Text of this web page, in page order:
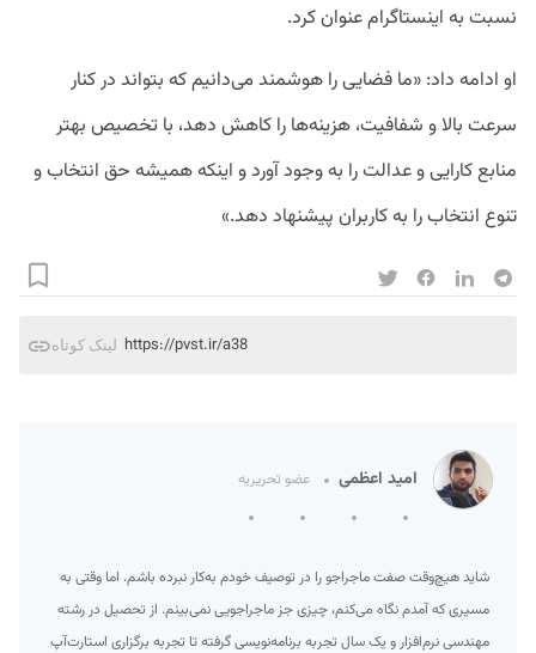
نسبت به اینستاگرام عنوان کرد.
او ادامه داد: «ما فضایی را هوشمند می‌دانیم که بتواند در کنار
سرعت بالا و شفافیت، هزینه‌ها را کاهش دهد، با تخصیص بهتر
منابع کارایی و عدالت را به وجود آورد و اینکه همیشه حق انتخاب و
تنوع انتخاب را به کاربران پیشنهاد دهد.»
لینک کوتاه https://pvst.ir/a38
امید اعظمی عضو تحریریه
شاید هیچ‌وقت صفت ماجراجو را در توصیف خودم به‌کار نبرده‌ باشم. اما وقتی به
مسیری که آمدم نگاه می‌کنم، چیزی جز ماجراجویی نمی‌بینم. از تحصیل در رشته
مهندسی نرم‌افزار و یک سال تجربه برنامه‌نویسی گرفته تا تجربه برگزاری استارت‌آپ